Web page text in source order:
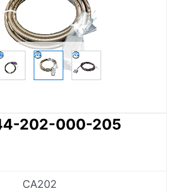
202-000-205
CA202